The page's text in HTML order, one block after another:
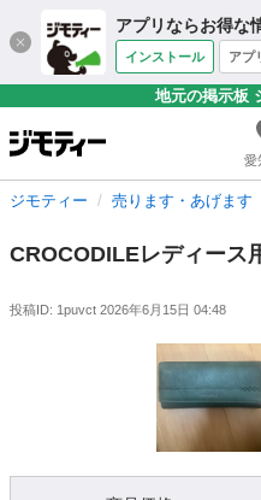
アプリならお得な
インストール アプ
地元の掲示板
愛
ジモティー 売ります・あげます
CROCODILEレディース
投稿ID: 1puvct 2026年6月15日 04:48